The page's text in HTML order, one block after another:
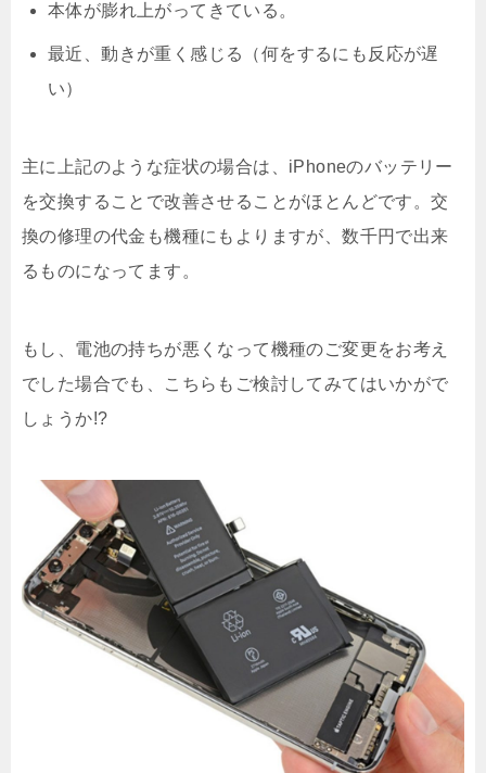
本体が膨れ上がってきている。
最近、動きが重く感じる（何をするにも反応が遅
い）
主に上記のような症状の場合は、iPhoneのバッテリー
を交換することで改善させることがほとんどです。交
換の修理の代金も機種にもよりますが、数千円で出来
るものになってます。
もし、電池の持ちが悪くなって機種のご変更をお考え
でした場合でも、こちらもご検討してみてはいかがで
しょうか!?